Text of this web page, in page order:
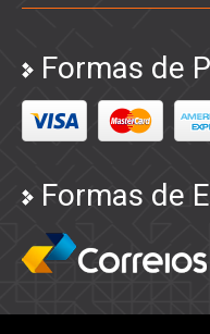
Formas de
Formas de